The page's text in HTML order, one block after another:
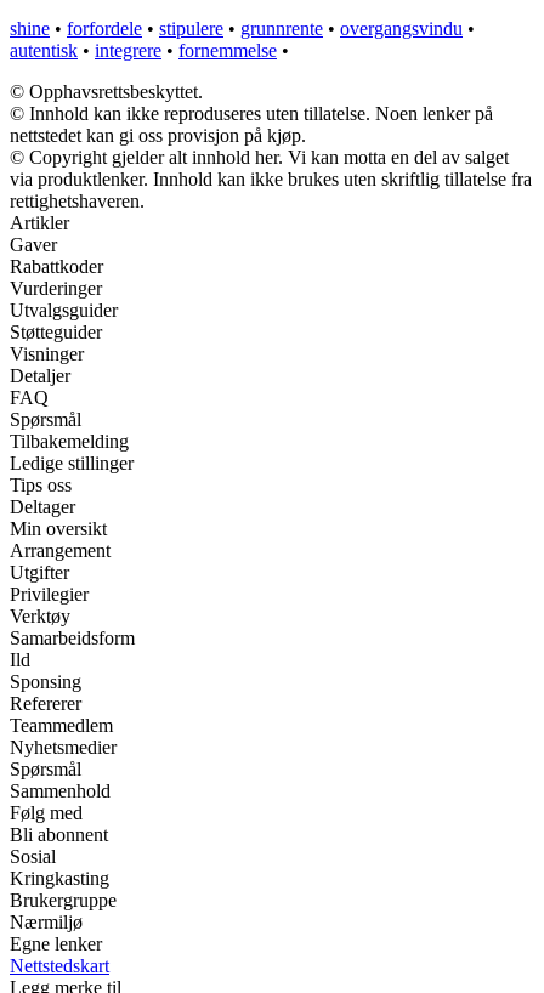
shine • forfordele • stipulere • grunnrente • overgangsvindu •
autentisk • integrere • fornemmelse •
© Opphavsrettsbeskyttet.
© Innhold kan ikke reproduseres uten tillatelse. Noen lenker på
nettstedet kan gi oss provisjon på kjøp.
© Copyright gjelder alt innhold her. Vi kan motta en del av salget
via produktlenker. Innhold kan ikke brukes uten skriftlig tillatelse fra
rettighetshaveren.
Artikler
Gaver
Rabattkoder
Vurderinger
Utvalgsguider
Støtteguider
Visninger
Detaljer
FAQ
Spørsmål
Tilbakemelding
Ledige stillinger
Tips oss
Deltager
Min oversikt
Arrangement
Utgifter
Privilegier
Verktøy
Samarbeidsform
Ild
Sponsing
Refererer
Teammedlem
Nyhetsmedier
Spørsmål
Sammenhold
Følg med
Bli abonnent
Sosial
Kringkasting
Brukergruppe
Nærmiljø
Egne lenker
Nettstedskart
Legg merke til